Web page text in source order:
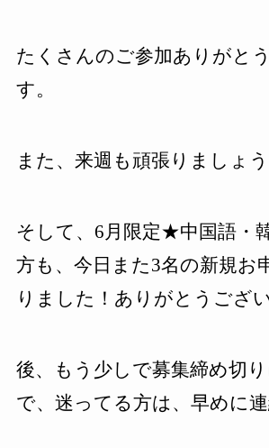
たくさんのご参加ありがと
す。
また、来週も頑張りましょう
そして、6月限定★中国語・
方も、今日また3名の新規お
りました！ありがとうござ
後、もう少しで募集締め切
で、迷ってる方は、早めに